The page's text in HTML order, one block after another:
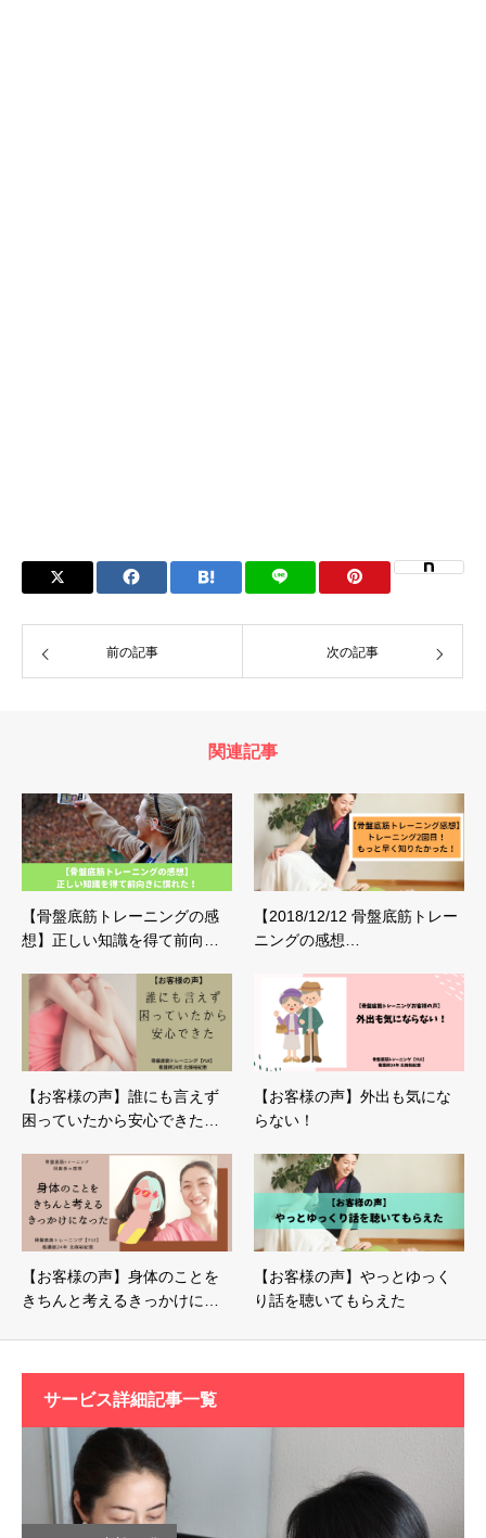
前の記事 次の記事
関連記事
【骨盤底筋トレーニングの感
想】正しい知識を得て前向…
【2018/12/12 骨盤底筋トレー
ニングの感想…
【お客様の声】誰にも言えず
困っていたから安心できた…
【お客様の声】外出も気にな
らない！
【お客様の声】身体のことを
きちんと考えるきっかけに…
【お客様の声】やっとゆっく
り話を聴いてもらえた
サービス詳細記事一覧